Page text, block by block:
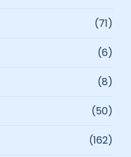
(71)
(6)
(8)
(50)
(162)